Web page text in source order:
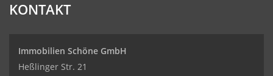
KONTAKT
Immobilien Schöne GmbH
Heßlinger Str. 21